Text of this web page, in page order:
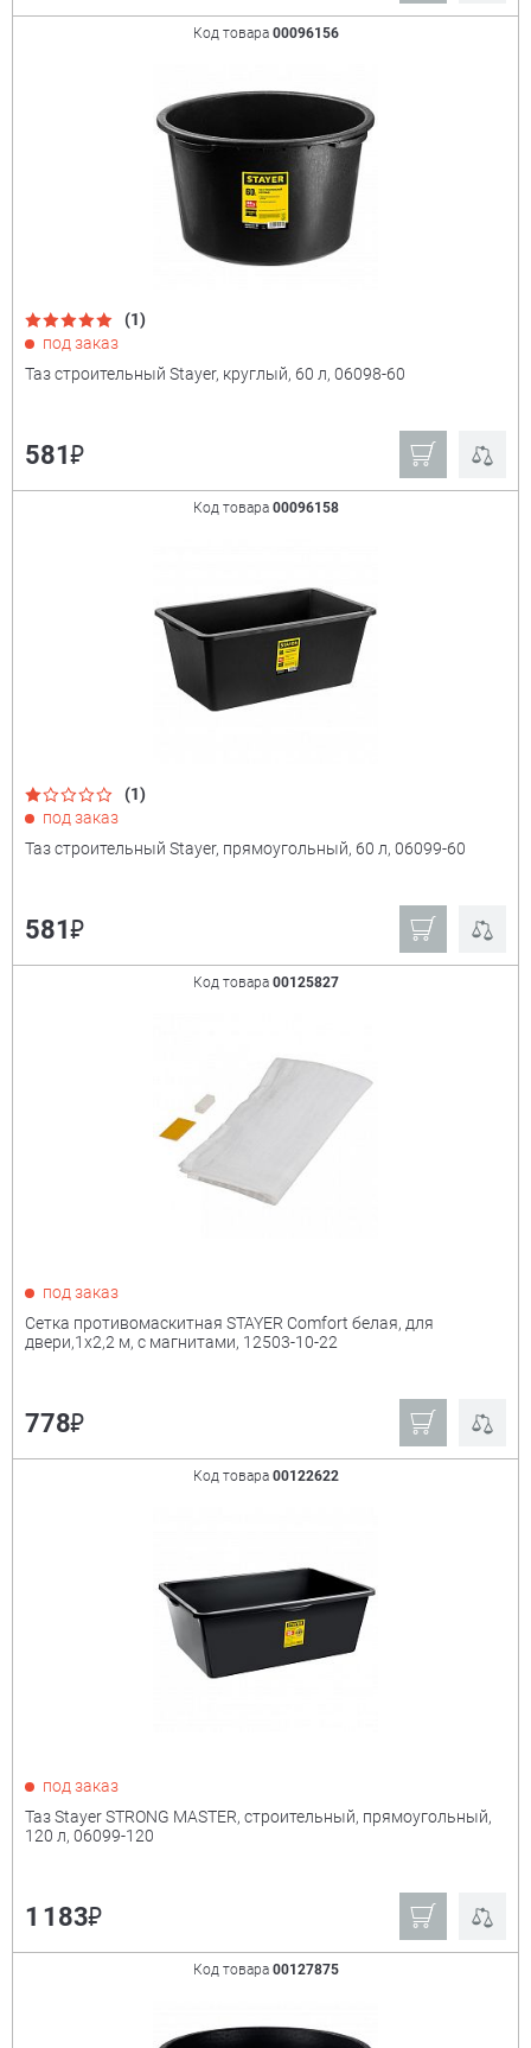
Код товара 00096156
(1)
под заказ
Таз строительный Stayer, круглый, 60 л, 06098-60
581₽
Код товара 00096158
(1)
под заказ
Таз строительный Stayer, прямоугольный, 60 л, 06099-60
581₽
Код товара 00125827
под заказ
Сетка противомаскитная STAYER Comfort белая, для
двери,1х2,2 м, с магнитами, 12503-10-22
778₽
Код товара 00122622
под заказ
Таз Stayer STRONG MASTER, строительный, прямоугольный,
120 л, 06099-120
1 183₽
Код товара 00127875